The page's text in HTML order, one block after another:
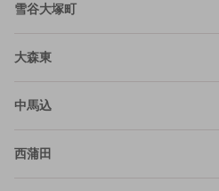
雪谷大塚町
大森東
中馬込
西蒲田